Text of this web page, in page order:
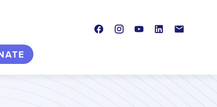
FacebookInstagramYoutube LinkedIn